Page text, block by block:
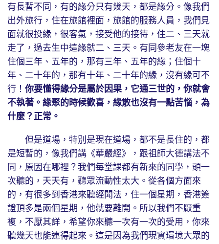
有長暫不同，有的緣分只有幾天，都是緣分。像我們
出外旅行，住在旅館裡面，旅館的服務人員，我們見
面就很投緣，很客氣，接受他的接待，住二、三天就
走了，過去生中這緣就二、三天。有同參老友在一塊
住個三年、五年的，那有三年、五年的緣；住個十
年、二十年的，那有十年、二十年的緣，沒有緣可不
行！ 你要懂得緣分是屬於因果，它通三世的，你就會
不執著。緣聚的時候歡喜，緣散也沒有一點苦惱，為
什麼？正常。
但是道場，特別是現在道場，都不是長住的，都
是短暫的，像我們講《華嚴經》，跟祖師大德講法不
同，原因在哪裡？我們每堂課都有新來的同學，頭一
次聽的，天天有，聽眾流動性太大。從各個方面來
的，有很多到香港來聽經聞法，住一個星期，香港簽
證頂多是兩個星期，他就要離開。所以我們不厭重
複，不厭其詳，希望你來聽一次有一次的受用，你來
聽幾天也能連得起來。這是因為我們現實環境大眾的